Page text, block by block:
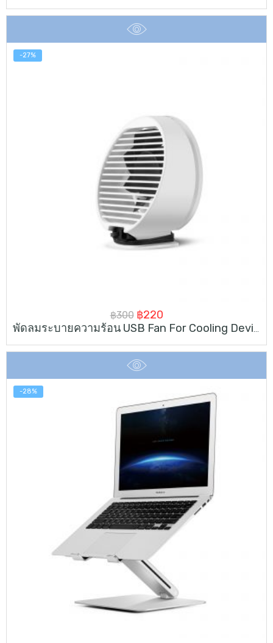
was:
฿2,990.
is:
-27%
฿300 Original
price
was:
฿300.
฿220Current
price
is:
พัดลมระบายความร้อน USB Fan For Cooling Device
-28%